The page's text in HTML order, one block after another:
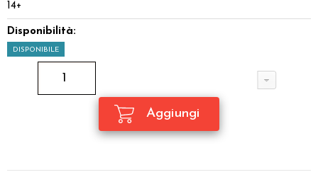
14+
Disponibilità:
DISPONIBILE